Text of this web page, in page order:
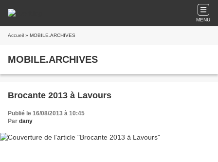
MENU
Accueil » MOBILE.ARCHIVES
MOBILE.ARCHIVES
Brocante 2013 à Lavours
Publié le 16/08/2013 à 10:45
Par dany